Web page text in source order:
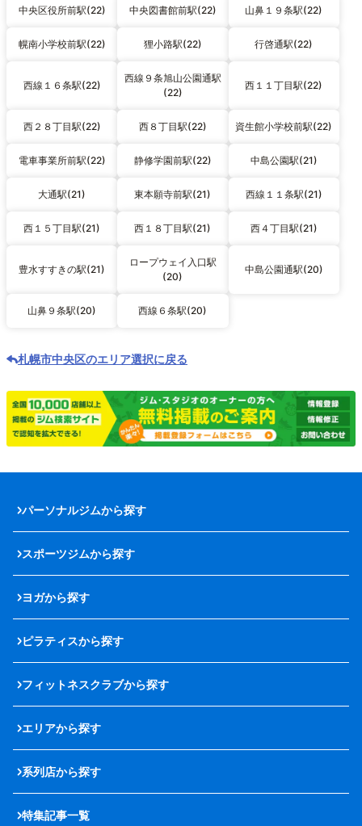
中央区役所前駅(22) 中央図書館前駅(22) 山鼻１９条駅(22)
幌南小学校前駅(22) 狸小路駅(22) 行啓通駅(22)
西線１６条駅(22)
西線９条旭山公園通駅
(22)
西１１丁目駅(22)
西２８丁目駅(22) 西８丁目駅(22) 資生館小学校前駅(22)
電車事業所前駅(22) 静修学園前駅(22) 中島公園駅(21)
大通駅(21) 東本願寺前駅(21) 西線１１条駅(21)
西１５丁目駅(21) 西１８丁目駅(21) 西４丁目駅(21)
豊水すすきの駅(21)
ロープウェイ入口駅
(20)
中島公園通駅(20)
山鼻９条駅(20) 西線６条駅(20)
札幌市中央区のエリア選択に戻る
パーソナルジムから探す
スポーツジムから探す
ヨガから探す
ピラティスから探す
フィットネスクラブから探す
エリアから探す
系列店から探す
特集記事一覧